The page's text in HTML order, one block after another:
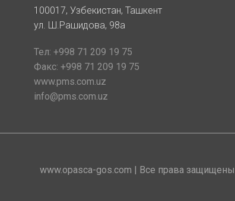
100017, Узбекистан, Ташкент
ул. Ш.Рашидова, 98а
Тел: +998 71 209 19 75
Факс: +998 71 209 19 75
www.pms.com.uz
info@pms.com.uz
www.opasca-gos.com | Все права защищены